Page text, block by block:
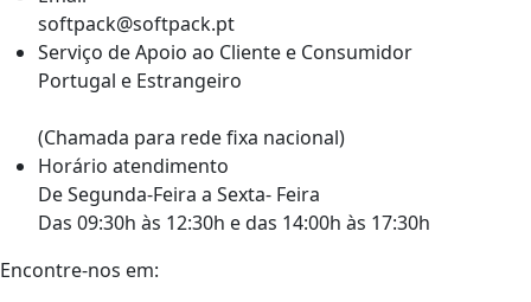
softpack@softpack.pt
Serviço de Apoio ao Cliente e Consumidor
Portugal e Estrangeiro
(Chamada para rede fixa nacional)
Horário atendimento
De Segunda-Feira a Sexta- Feira
Das 09:30h às 12:30h e das 14:00h às 17:30h
Encontre-nos em: